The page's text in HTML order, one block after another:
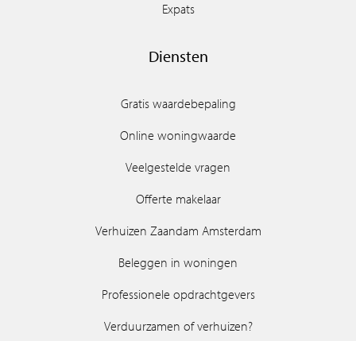
Expats
Diensten
Gratis waardebepaling
Online woningwaarde
Veelgestelde vragen
Offerte makelaar
Verhuizen Zaandam Amsterdam
Beleggen in woningen
Professionele opdrachtgevers
Verduurzamen of verhuizen?